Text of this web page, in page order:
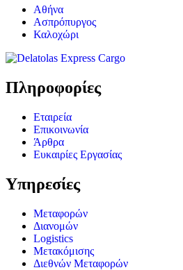
Αθήνα
Ασπρόπυργος
Καλοχώρι
Πληροφορίες
Εταιρεία
Επικοινωνία
Άρθρα
Ευκαιρίες Εργασίας
Υπηρεσίες
Μεταφορών
Διανομών
Logistics
Μετακόμισης
Διεθνών Μεταφορών